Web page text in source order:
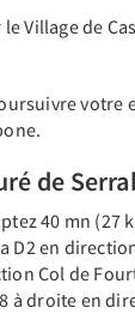
Village de
votre
de
40 mn
D2 en
Col de
à droite en